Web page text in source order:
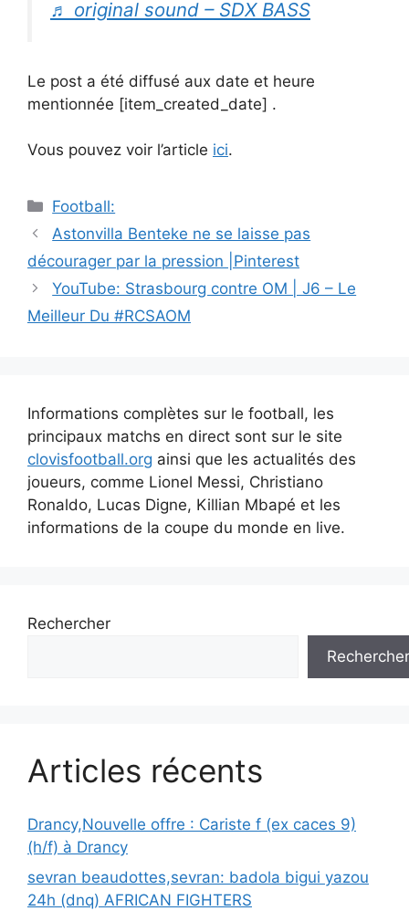
♬ original sound – SDX BASS
Le post a été diffusé aux date et heure
mentionnée [item_created_date] .
Vous pouvez voir l’article ici.
Catégories
Football:
Navigation
des
Astonvilla Benteke ne se laisse pas
décourager par la pression |Pinterest
YouTube: Strasbourg contre OM | J6 – Le
Meilleur Du #RCSAOM
Informations complètes sur le football, les
principaux matchs en direct sont sur le site
clovisfootball.org ainsi que les actualités des
joueurs, comme Lionel Messi, Christiano
Ronaldo, Lucas Digne, Killian Mbapé et les
informations de la coupe du monde en live.
Rechercher
Rechercher
Articles récents
Drancy,Nouvelle offre : Cariste f (ex caces 9)
(h/f) à Drancy
sevran beaudottes,sevran: badola bigui yazou
24h (dnq) AFRICAN FIGHTERS